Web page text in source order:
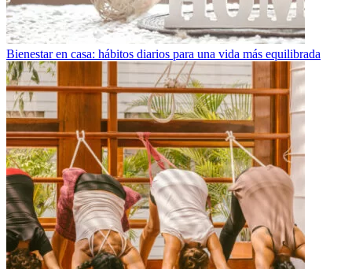
Bienestar en casa: hábitos diarios para una vida más equilibrada